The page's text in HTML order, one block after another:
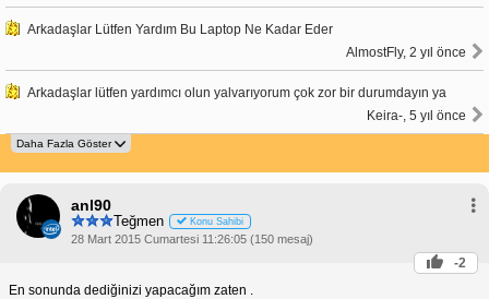
Arkadaşlar Lütfen Yardım Bu Laptop Ne Kadar Eder
AlmostFly, 2 yıl önce
Arkadaşlar lütfen yardımcı olun yalvarıyorum çok zor bir durumdayın ya
Keira-, 5 yıl önce
anl90
Teğmen Konu Sahibi
28 Mart 2015 Cumartesi 11:26:05 (150 mesaj)
-2
En sonunda dediğinizi yapacağım zaten .